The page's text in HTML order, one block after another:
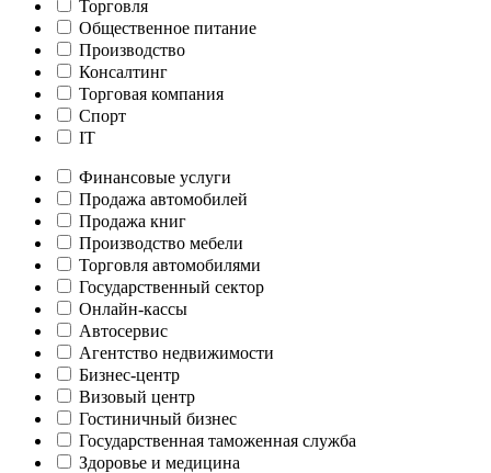
Торговля
Общественное питание
Производство
Консалтинг
Торговая компания
Спорт
IT
Финансовые услуги
Продажа автомобилей
Продажа книг
Производство мебели
Торговля автомобилями
Государственный сектор
Онлайн-кассы
Автосервис
Агентство недвижимости
Бизнес-центр
Визовый центр
Гостиничный бизнес
Государственная таможенная служба
Здоровье и медицина